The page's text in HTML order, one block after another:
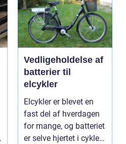
Vedligeholdelse af
batterier til
elcykler
Elcykler er blevet en
fast del af hverdagen
for mange, og batteriet
er selve hjertet i cyklen.